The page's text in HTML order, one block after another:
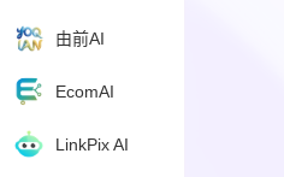
由前AI
EcomAI
LinkPix AI